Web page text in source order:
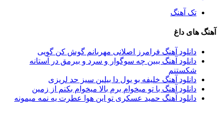
تک آهنگ
آهنگ های داغ
دانلود آهنگ فرامرز اصلانی مهربانم گوش کن گویی
دانلود آهنگ ببین چه سوگوار و سرد و بیرمق در آستانه
شکستنم
دانلود آهنگ خلیفه بو یول دا بیلین سیز حد لریزی
دانلود آهنگ با تو میخوام برم بالا میخوام بکنم از زمین
دانلود آهنگ حمید عسکری تو این هوا عطرت یه نمه میمونه